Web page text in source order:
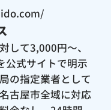
して3,000円〜、
公式サイトで明示
の指定業者として
古屋市全域に対応